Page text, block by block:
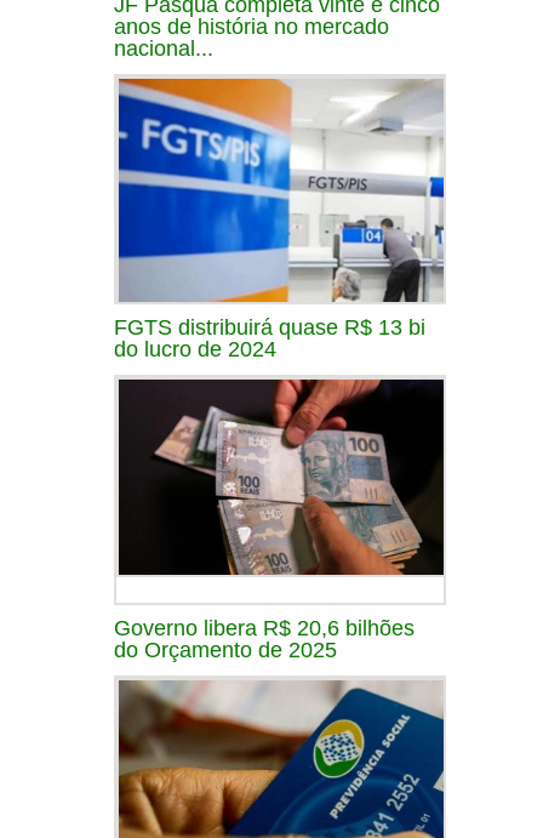
anos de história no mercado
nacional...
FGTS distribuirá quase R$ 13 bi
do lucro de 2024
Governo libera R$ 20,6 bilhões
do Orçamento de 2025